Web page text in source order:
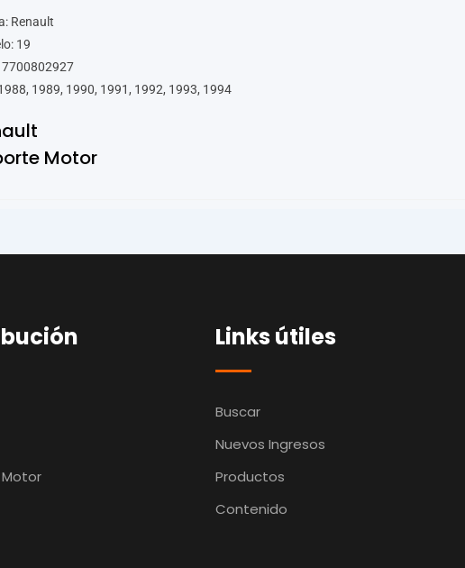
Renault
19
7700802927
1989, 1990, 1991, 1992, 1993, 1994
Motor
Links útiles
Buscar
Nuevos Ingresos
Productos
Contenido